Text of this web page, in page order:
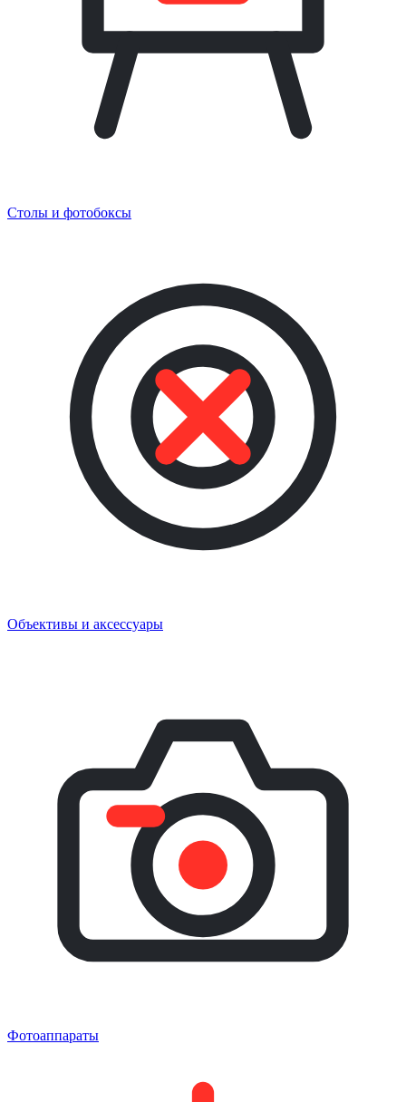
Столы и фотобоксы
Объективы и аксессуары
Фотоаппараты